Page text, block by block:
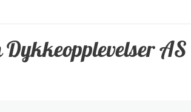
Dykkeopplevelser AS